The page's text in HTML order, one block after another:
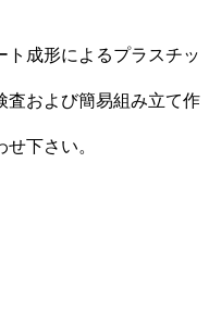
ト成形によるプラスチッ
査および簡易組み立て作
下さい。